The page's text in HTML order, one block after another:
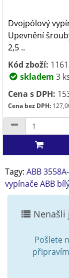
Dvojpólový
Upevnění
2,5 ..
Kód zboží:
skladem 3
Cena s DPH:
Cena bez DPH:
Tagy: ABB
vypínače ABB
Nenašli
Pošlete